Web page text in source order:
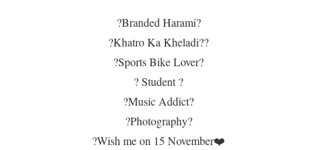
?Branded Harami?
?Khatro Ka Kheladi??
?Sports Bike Lover?
? Student ?
?Music Addict?
?Photography?
?Wish me on 15 November❤️